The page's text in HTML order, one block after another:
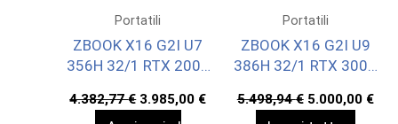
Portatili
ZBOOK X16 G2I U7
356H 32/1 RTX 2000
4.382,77€ Il
prezzo
3.985,00 €Il
prezzo
Portatili
ZBOOK X16 G2I U9
386H 32/1 RTX 3000
5.498,94€ Il
prezzo
5.000,00 €Il